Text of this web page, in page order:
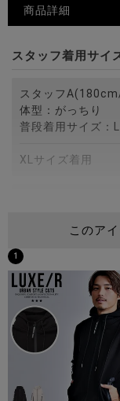
商品詳細
スタッフ着用サイ
スタッフ
体型：がっちり
普段着用サイズ：L
XLサイズ着用
普段着用サイズ：
Lサイズ着用
スタッフ
体型：細身
普段着用サイズ：M
Mサイズ着用
このア
1